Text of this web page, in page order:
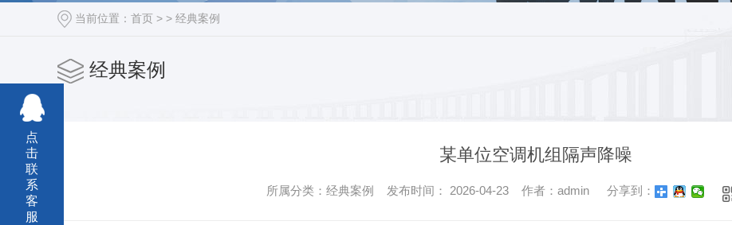
当前位置： 首页 > > 经典案例
经典案例
某单位空调机组隔声降噪
所属分类：经典案例 发布时间： 2026-04-23 作者：admin 分享到：
点
击
联
系
客
服